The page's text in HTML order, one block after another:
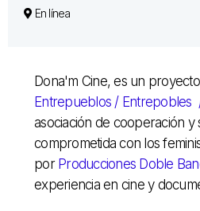
En línea
Dona'm Cine, es un
Entrepueblos /
asociación de cooperación y
comprometida con los
por Producciones Doble
experiencia en cine y